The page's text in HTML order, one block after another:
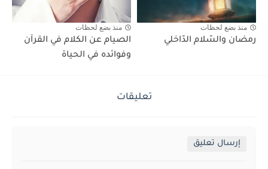
منذ بضع لحظات
رمضان والسّلام الدّاخلي
منذ بضع لحظات
الصيام عن الكلام في القرآن
وفوائده في الحياة
تعليقات
إرسال تعليق